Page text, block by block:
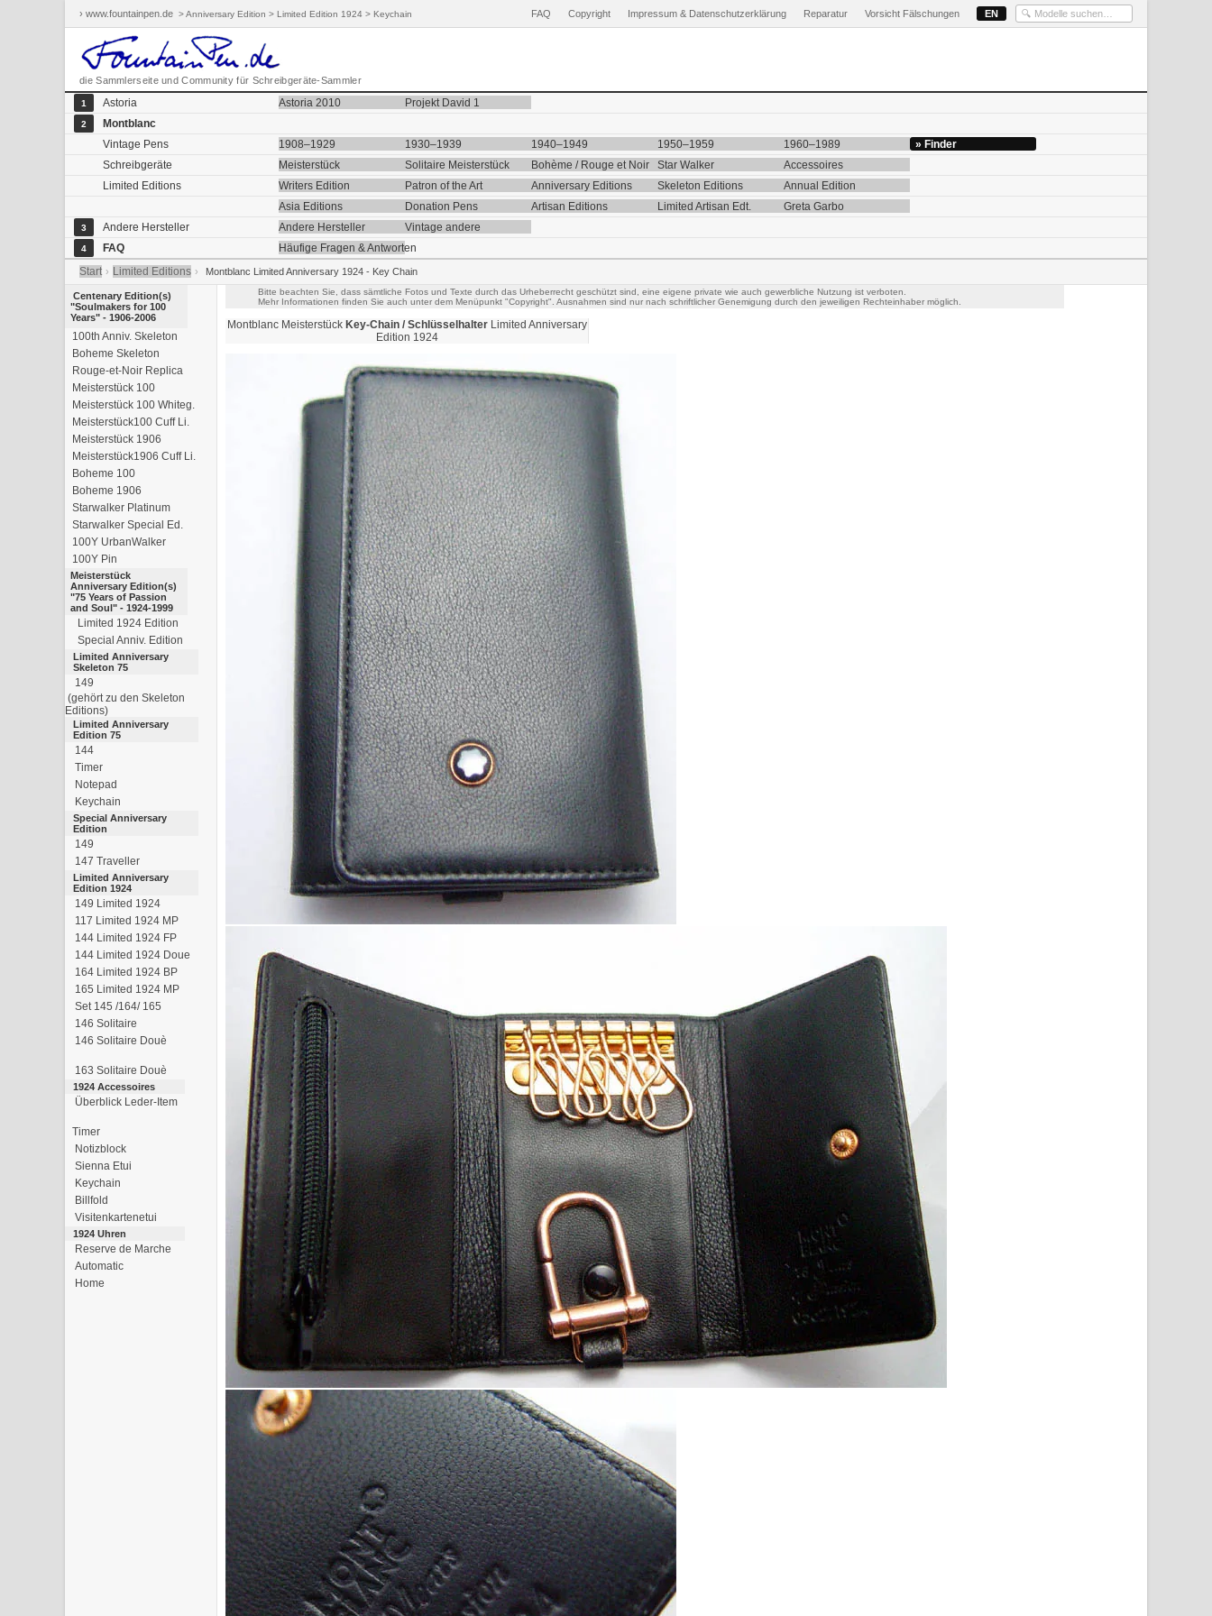
› www.fountainpen.de > Anniversary Edition > Limited Edition 1924 > Keychain FAQ Copyright Impressum & Datenschutzerklärung Reparatur Vorsicht Fälschungen EN
die Sammlerseite und Community für Schreibgeräte-Sammler
1 Astoria Astoria 2010 Projekt David 1
2
Montblanc
Vintage Pens
1908–1929 1930–1939 1940–1949 1950–1959 1960–1989
» Finder
Schreibgeräte
Meisterstück Solitaire Meisterstück Bohème / Rouge et Noir Star Walker
Accessoires
Limited Editions
Writers Edition Patron of the Art Anniversary Editions Skeleton Editions
Annual Edition
Asia Editions
Donation Pens Artisan Editions Limited Artisan Edt. Greta Garbo
3 Andere Hersteller Andere Hersteller Vintage andere
4 FAQ
Häufige Fragen & Antworten
Start › Limited Editions › Montblanc Limited Anniversary 1924 - Key Chain
Centenary Edition(s)
"Soulmakers for 100
Years" - 1906-2006
100th Anniv. Skeleton
Boheme Skeleton
Rouge-et-Noir Replica
Meisterstück 100
Meisterstück 100 Whiteg.
Meisterstück100 Cuff Li.
Meisterstück 1906
Meisterstück1906 Cuff Li.
Boheme 100
Boheme 1906
Starwalker Platinum
Starwalker Special Ed.
100Y UrbanWalker
100Y Pin
Meisterstück
Anniversary Edition(s)
"75 Years of Passion
and Soul" - 1924-1999
Limited 1924 Edition
Special Anniv. Edition
Limited Anniversary
Skeleton 75
149
(gehört zu den Skeleton
Editions)
Limited Anniversary
Edition 75
144
Timer
Notepad
Keychain
Special Anniversary
Edition
149
147 Traveller
Limited Anniversary
Edition 1924
149 Limited 1924
117 Limited 1924 MP
144 Limited 1924 FP
144 Limited 1924 Doue
164 Limited 1924 BP
165 Limited 1924 MP
Set 145 /164/ 165
146 Solitaire
146 Solitaire Douè
163 Solitaire Douè
1924 Accessoires
Überblick Leder-Item
Timer
Notizblock
Sienna Etui
Keychain
Billfold
Visitenkartenetui
1924 Uhren
Reserve de Marche
Automatic
Home
Bitte beachten Sie, dass sämtliche Fotos und Texte durch das Urheberrecht geschützt sind, eine eigene private wie auch gewerbliche Nutzung ist verboten.
Mehr Informationen finden Sie auch unter dem Menüpunkt "Copyright". Ausnahmen sind nur nach schriftlicher Genemigung durch den jeweiligen Rechteinhaber möglich.
Montblanc Meisterstück Key-Chain / SchlüsselhalterLimited Anniversary
Edition 1924